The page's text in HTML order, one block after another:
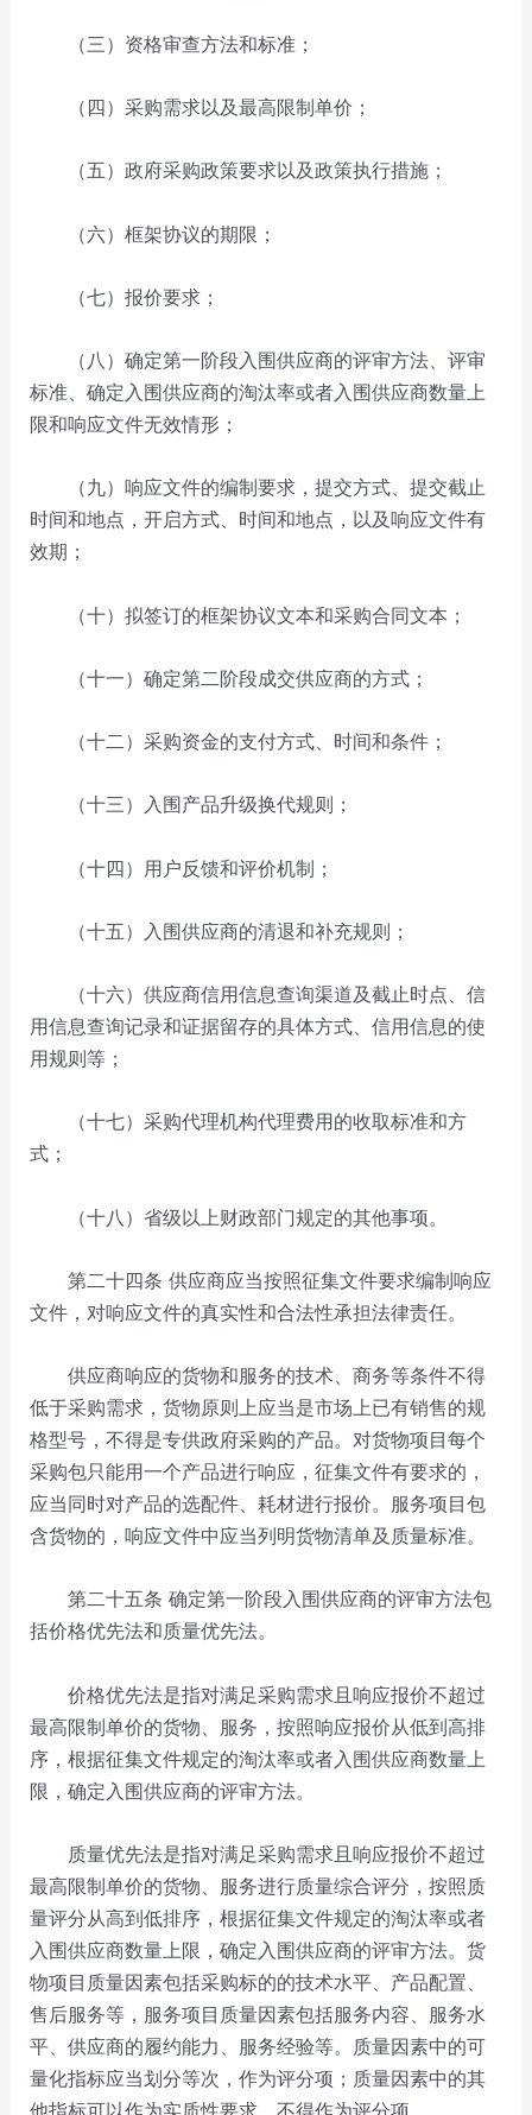
（三）资格审查方法和标准；
（四）采购需求以及最高限制单价；
（五）政府采购政策要求以及政策执行措施；
（六）框架协议的期限；
（七）报价要求；
（八）确定第一阶段入围供应商的评审方法、评审
标准、确定入围供应商的淘汰率或者入围供应商数量上
限和响应文件无效情形；
（九）响应文件的编制要求，提交方式、提交截止
时间和地点，开启方式、时间和地点，以及响应文件有
效期；
（十）拟签订的框架协议文本和采购合同文本；
（十一）确定第二阶段成交供应商的方式；
（十二）采购资金的支付方式、时间和条件；
（十三）入围产品升级换代规则；
（十四）用户反馈和评价机制；
（十五）入围供应商的清退和补充规则；
（十六）供应商信用信息查询渠道及截止时点、信
用信息查询记录和证据留存的具体方式、信用信息的使
用规则等；
（十七）采购代理机构代理费用的收取标准和方
式；
（十八）省级以上财政部门规定的其他事项。
第二十四条 供应商应当按照征集文件要求编制响应
文件，对响应文件的真实性和合法性承担法律责任。
供应商响应的货物和服务的技术、商务等条件不得
低于采购需求，货物原则上应当是市场上已有销售的规
格型号，不得是专供政府采购的产品。对货物项目每个
采购包只能用一个产品进行响应，征集文件有要求的，
应当同时对产品的选配件、耗材进行报价。服务项目包
含货物的，响应文件中应当列明货物清单及质量标准。
第二十五条 确定第一阶段入围供应商的评审方法包
括价格优先法和质量优先法。
价格优先法是指对满足采购需求且响应报价不超过
最高限制单价的货物、服务，按照响应报价从低到高排
序，根据征集文件规定的淘汰率或者入围供应商数量上
限，确定入围供应商的评审方法。
质量优先法是指对满足采购需求且响应报价不超过
最高限制单价的货物、服务进行质量综合评分，按照质
量评分从高到低排序，根据征集文件规定的淘汰率或者
入围供应商数量上限，确定入围供应商的评审方法。货
物项目质量因素包括采购标的的技术水平、产品配置、
售后服务等，服务项目质量因素包括服务内容、服务水
平、供应商的履约能力、服务经验等。质量因素中的可
量化指标应当划分等次，作为评分项；质量因素中的其
他指标可以作为实质性要求，不得作为评分项。